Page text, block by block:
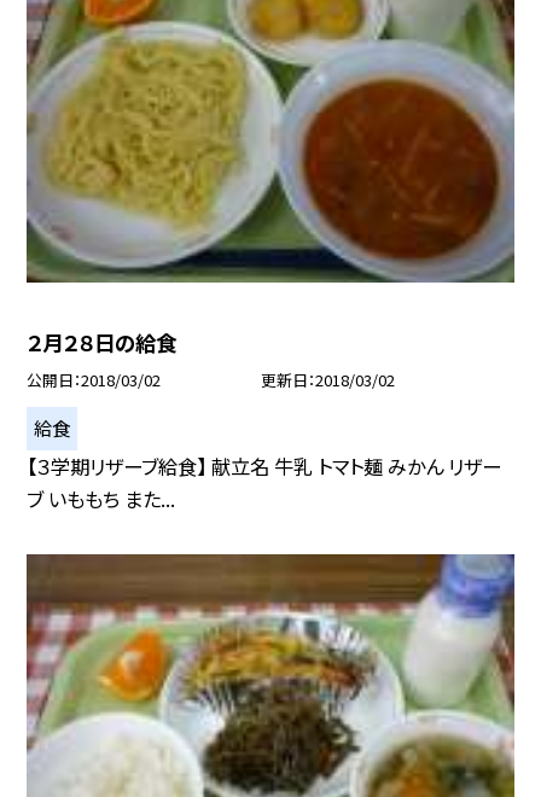
２月２８日の給食
公開日 2018/03/02 更新日 2018/03/02
給食
【３学期リザーブ給食】 献立名 牛乳 トマト麺 みかん リザー
ブ いももち また...